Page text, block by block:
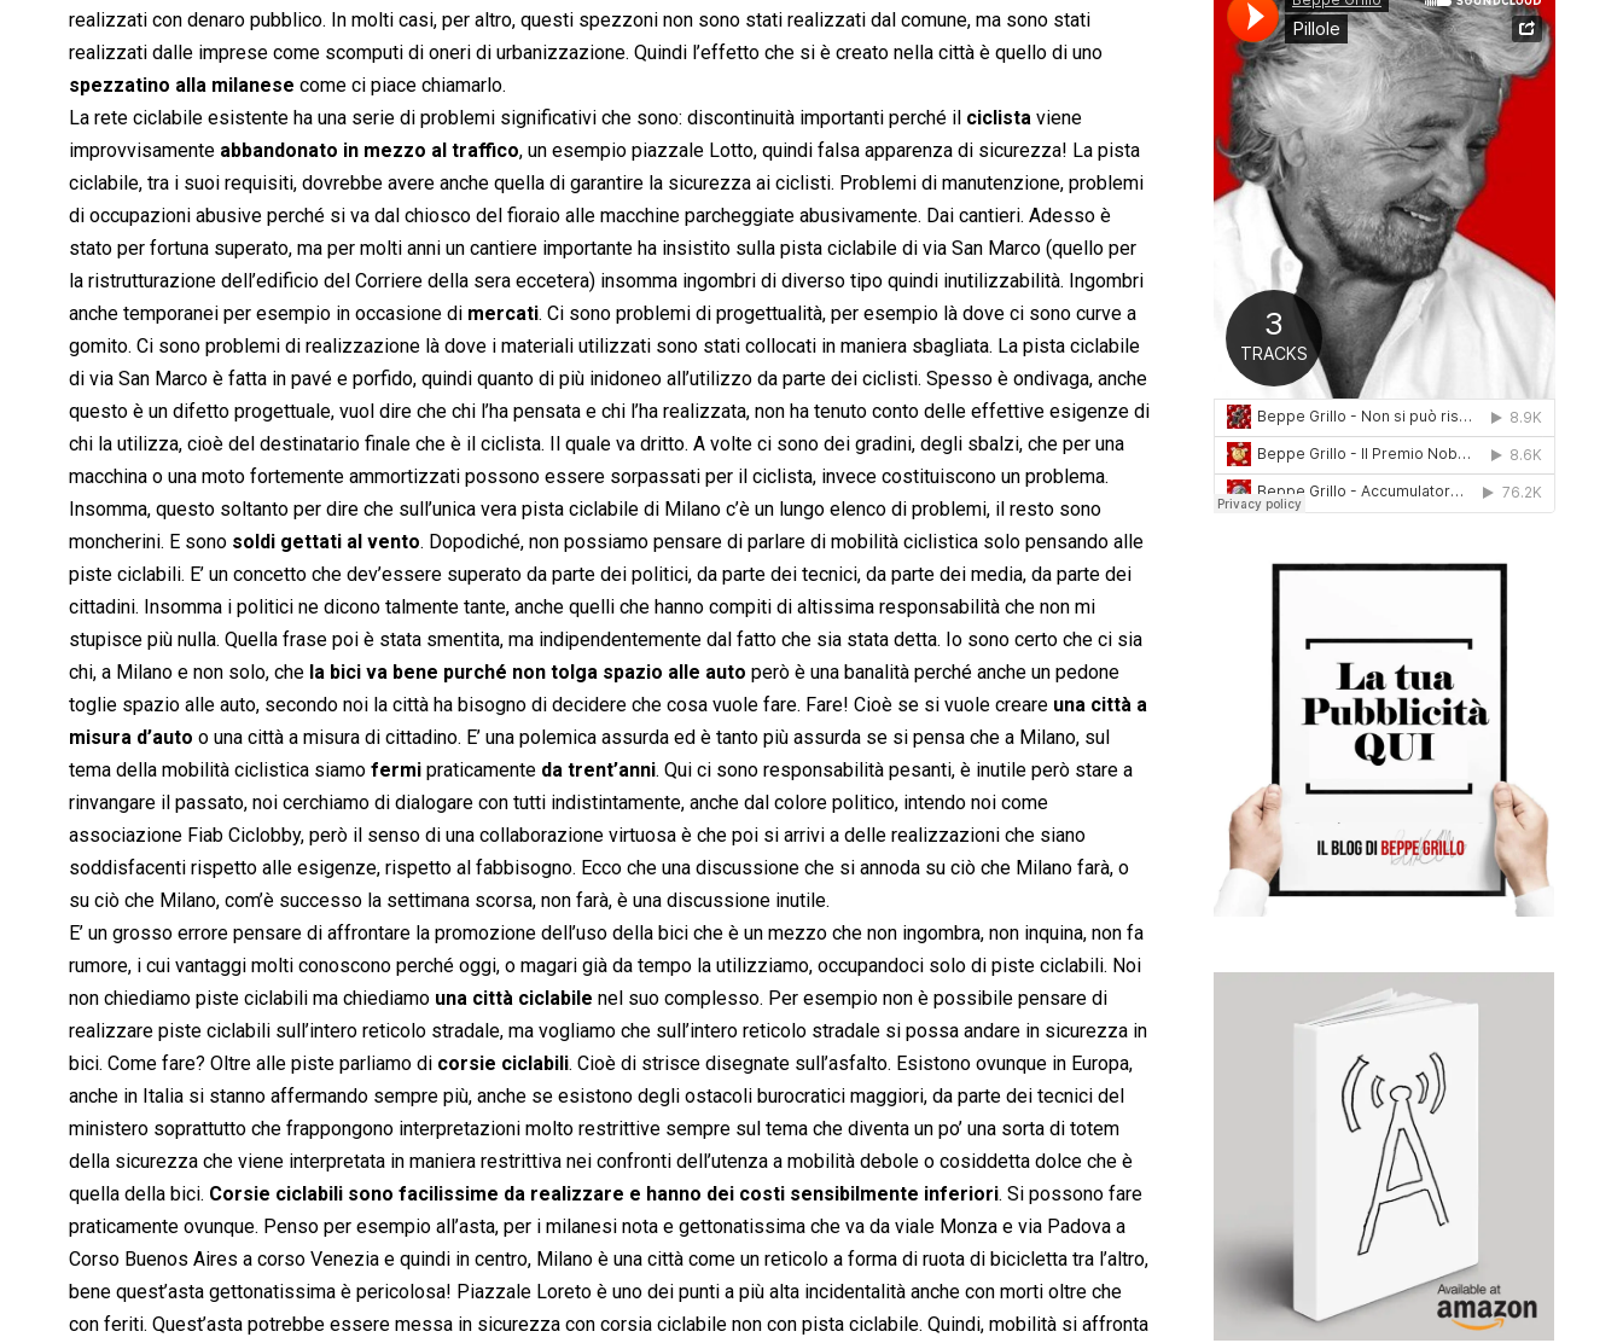
0
5
0
1
realizzati con denaro pubblico. In molti casi, per altro, questi spezzoni non sono stati realizzati dal comune, ma sono stati
realizzati dalle imprese come scomputi di oneri di urbanizzazione. Quindi l’effetto che si è creato nella città è quello di uno
spezzatino alla milanese come ci piace chiamarlo.
La rete ciclabile esistente ha una serie di problemi significativi che sono: discontinuità importanti perché il ciclista viene
improvvisamente abbandonato in mezzo al traffico, un esempio piazzale Lotto, quindi falsa apparenza di sicurezza! La pista
ciclabile, tra i suoi requisiti, dovrebbe avere anche quella di garantire la sicurezza ai ciclisti. Problemi di manutenzione, problemi
di occupazioni abusive perché si va dal chiosco del fioraio alle macchine parcheggiate abusivamente. Dai cantieri. Adesso è
stato per fortuna superato, ma per molti anni un cantiere importante ha insistito sulla pista ciclabile di via San Marco (quello per
la ristrutturazione dell’edificio del Corriere della sera eccetera) insomma ingombri di diverso tipo quindi inutilizzabilità. Ingombri
anche temporanei per esempio in occasione di mercati. Ci sono problemi di progettualità, per esempio là dove ci sono curve a
gomito. Ci sono problemi di realizzazione là dove i materiali utilizzati sono stati collocati in maniera sbagliata. La pista ciclabile
di via San Marco è fatta in pavé e porfido, quindi quanto di più inidoneo all’utilizzo da parte dei ciclisti. Spesso è ondivaga, anche
questo è un difetto progettuale, vuol dire che chi l’ha pensata e chi l’ha realizzata, non ha tenuto conto delle effettive esigenze di
chi la utilizza, cioè del destinatario finale che è il ciclista. Il quale va dritto. A volte ci sono dei gradini, degli sbalzi, che per una
macchina o una moto fortemente ammortizzati possono essere sorpassati per il ciclista, invece costituiscono un problema.
Insomma, questo soltanto per dire che sull’unica vera pista ciclabile di Milano c’è un lungo elenco di problemi, il resto sono
moncherini. E sono soldi gettati al vento. Dopodiché, non possiamo pensare di parlare di mobilità ciclistica solo pensando alle
piste ciclabili. E’ un concetto che dev’essere superato da parte dei politici, da parte dei tecnici, da parte dei media, da parte dei
cittadini. Insomma i politici ne dicono talmente tante, anche quelli che hanno compiti di altissima responsabilità che non mi
stupisce più nulla. Quella frase poi è stata smentita, ma indipendentemente dal fatto che sia stata detta. Io sono certo che ci sia
chi, a Milano e non solo, che la bici va bene purché non tolga spazio alle auto però è una banalità perché anche un pedone
toglie spazio alle auto, secondo noi la città ha bisogno di decidere che cosa vuole fare. Fare! Cioè se si vuole creare una città a
misura d’auto o una città a misura di cittadino. E’ una polemica assurda ed è tanto più assurda se si pensa che a Milano, sul
tema della mobilità ciclistica siamo fermi praticamente da trent’anni. Qui ci sono responsabilità pesanti, è inutile però stare a
rinvangare il passato, noi cerchiamo di dialogare con tutti indistintamente, anche dal colore politico, intendo noi come
associazione Fiab Ciclobby, però il senso di una collaborazione virtuosa è che poi si arrivi a delle realizzazioni che siano
soddisfacenti rispetto alle esigenze, rispetto al fabbisogno. Ecco che una discussione che si annoda su ciò che Milano farà, o
su ciò che Milano, com’è successo la settimana scorsa, non farà, è una discussione inutile.
E’ un grosso errore pensare di affrontare la promozione dell’uso della bici che è un mezzo che non ingombra, non inquina, non fa
rumore, i cui vantaggi molti conoscono perché oggi, o magari già da tempo la utilizziamo, occupandoci solo di piste ciclabili. Noi
non chiediamo piste ciclabili ma chiediamo una città ciclabile nel suo complesso. Per esempio non è possibile pensare di
realizzare piste ciclabili sull’intero reticolo stradale, ma vogliamo che sull’intero reticolo stradale si possa andare in sicurezza in
bici. Come fare? Oltre alle piste parliamo di corsie ciclabili. Cioè di strisce disegnate sull’asfalto. Esistono ovunque in Europa,
anche in Italia si stanno affermando sempre più, anche se esistono degli ostacoli burocratici maggiori, da parte dei tecnici del
ministero soprattutto che frappongono interpretazioni molto restrittive sempre sul tema che diventa un po’ una sorta di totem
della sicurezza che viene interpretata in maniera restrittiva nei confronti dell’utenza a mobilità debole o cosiddetta dolce che è
quella della bici. Corsie ciclabili sono facilissime da realizzare e hanno dei costi sensibilmente inferiori. Si possono fare
praticamente ovunque. Penso per esempio all’asta, per i milanesi nota e gettonatissima che va da viale Monza e via Padova a
Corso Buenos Aires a corso Venezia e quindi in centro, Milano è una città come un reticolo a forma di ruota di bicicletta tra l’altro,
bene quest’asta gettonatissima è pericolosa! Piazzale Loreto è uno dei punti a più alta incidentalità anche con morti oltre che
con feriti. Quest’asta potrebbe essere messa in sicurezza con corsia ciclabile non con pista ciclabile. Quindi, mobilità si affronta